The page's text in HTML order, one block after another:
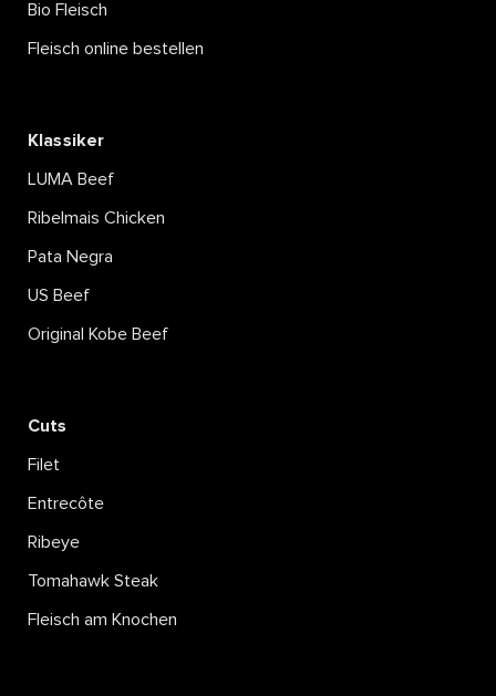
Bio Fleisch
Fleisch online bestellen
Klassiker
LUMA Beef
Ribelmais Chicken
Pata Negra
US Beef
Original Kobe Beef
Cuts
Filet
Entrecôte
Ribeye
Tomahawk Steak
Fleisch am Knochen